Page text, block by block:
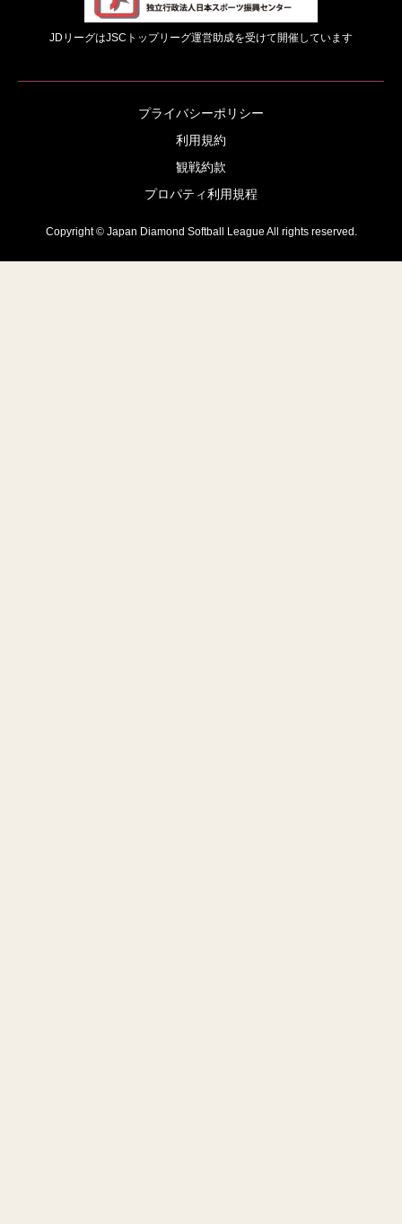
JDリーグはJSCトップリーグ運営助成を受けて開催しています
プライバシーポリシー
利用規約
観戦約款
プロパティ利用規程
Copyright © Japan Diamond Softball League All rights reserved.